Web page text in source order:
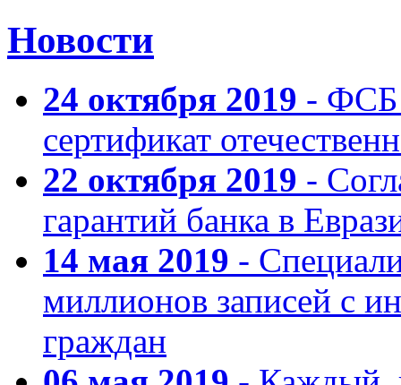
Новости
24 октября 2019 - ФСБ
сертификат
22 октября 2019 -
гарантий банка в
14 мая 2019 -
миллионов записей с
граждан